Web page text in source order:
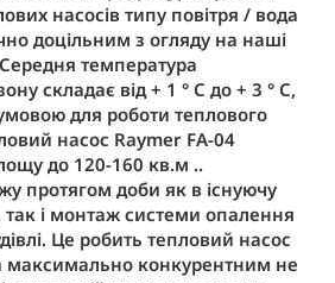
насосів типу повітря / вода
доцільним з огляду на наші
температура
складає від + 1 ° C до + 3 ° C,
для роботи теплового
насос Raymer FA-04
до 120-160 кв.м ..
протягом доби як в існуючу
і монтаж системи опалення
Це робить тепловий насос
максимально конкурентним не